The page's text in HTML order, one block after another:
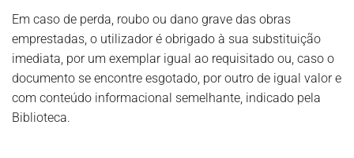
Em caso de perda, roubo ou dano grave das obras
emprestadas, o utilizador é obrigado à sua substituição
imediata, por um exemplar igual ao requisitado ou, caso o
documento se encontre esgotado, por outro de igual valor e
com conteúdo informacional semelhante, indicado pela
Biblioteca.